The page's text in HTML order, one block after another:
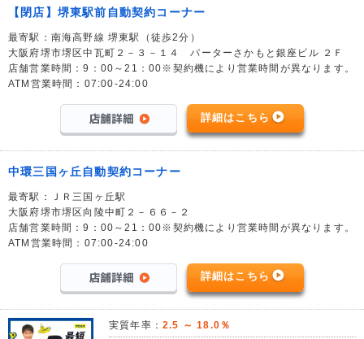
【閉店】堺東駅前自動契約コーナー
最寄駅：南海高野線 堺東駅（徒歩2分）
大阪府堺市堺区中瓦町２－３－１４ パーターさかもと銀座ビル ２Ｆ
店舗営業時間：9：00～21：00※契約機により営業時間が異なります。
ATM営業時間：07:00-24:00
詳細はこちら
中環三国ヶ丘自動契約コーナー
最寄駅：ＪＲ三国ヶ丘駅
大阪府堺市堺区向陵中町２－６６－２
店舗営業時間：9：00～21：00※契約機により営業時間が異なります。
ATM営業時間：07:00-24:00
詳細はこちら
実質年率： 2.5 ～ 18.0％